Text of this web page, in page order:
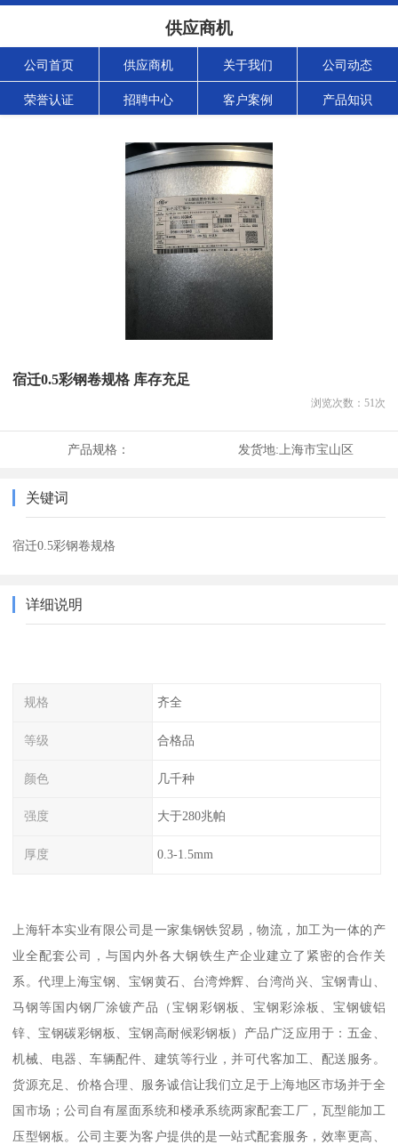
供应商机
公司首页 供应商机 关于我们 公司动态
荣誉认证 招聘中心 客户案例 产品知识
宿迁0.5彩钢卷规格 库存充足
浏览次数： 51次
产品规格： 发货地: 上海市宝山区
关键词
宿迁0.5彩钢卷规格
详细说明
规格 齐全
等级 合格品
颜色 几千种
强度 大于280兆帕
厚度 0.3-1.5mm
上海轩本实业有限公司是一家集钢铁贸易，物流，加工为一体的产
业全配套公司，与国内外各大钢铁生产企业建立了紧密的合作关
系。代理上海宝钢、宝钢黄石、台湾烨辉、台湾尚兴、宝钢青山、
马钢等国内钢厂涂镀产品（宝钢彩钢板、宝钢彩涂板、宝钢镀铝
锌、宝钢碳彩钢板、宝钢高耐候彩钢板）产品广泛应用于：五金、
机械、电器、车辆配件、建筑等行业，并可代客加工、配送服务。
货源充足、价格合理、服务诚信让我们立足于上海地区市场并于全
国市场；公司自有屋面系统和楼承系统两家配套工厂，瓦型能加工
压型钢板。公司主要为客户提供的是一站式配套服务，效率更高、